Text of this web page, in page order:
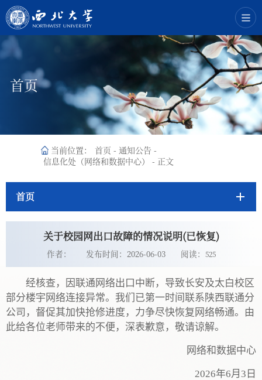
首页
当前位置： 首页 - 通知公告 -
信息化处（网络和数据中心）
- 正文
首页
关于校园网出口故障的情况说明‌(已恢复)
作者： 发布时间：2026-06-03 阅读： 525
经核查，因联通网络出口中断，导致长安及太白校区
部分楼宇网络连接异常。我们已第一时间联系陕西联通分
公司，督促其加快抢修进度，力争尽快恢复网络畅通。由
此给各位老师带来的不便，深表歉意，敬请谅解。
网络和数据中心
2026年6月3日